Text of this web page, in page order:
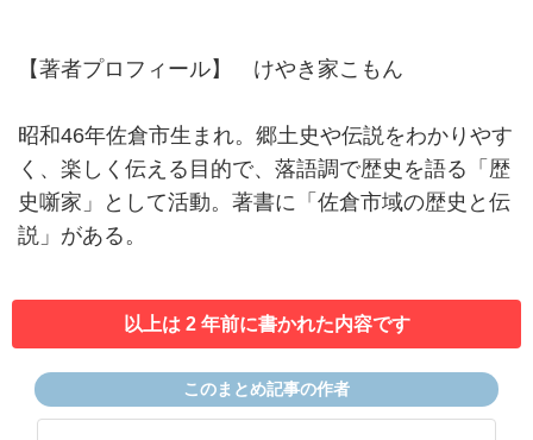
【著者プロフィール】 けやき家こもん
昭和46年佐倉市生まれ。郷土史や伝説をわかりやす
く、楽しく伝える目的で、落語調で歴史を語る「歴
史噺家」として活動。著書に「佐倉市域の歴史と伝
説」がある。
以上は 2 年前に書かれた内容です
このまとめ記事の作者